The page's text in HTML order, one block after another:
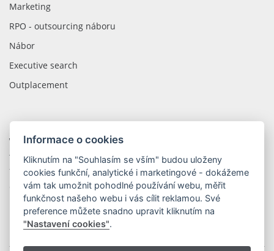
Marketing
RPO - outsourcing náboru
Nábor
Executive search
Outplacement
WOLIP CZECH REPUBLIC
tř. Kosmonautů 1288/1
779 00 Olomouc
Česká Republika
Informace o cookies
Kliknutím na "Souhlasím se vším" budou uloženy
cookies funkční, analytické i marketingové - dokážeme
vám tak umožnit pohodlné používání webu, měřit
funkčnost našeho webu i vás cílit reklamou. Své
preference můžete snadno upravit kliknutím na
"Nastavení cookies".